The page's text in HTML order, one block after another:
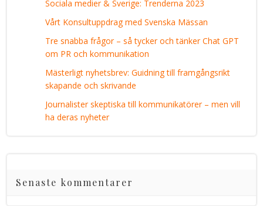
Sociala medier & Sverige: Trenderna 2023
Vårt Konsultuppdrag med Svenska Mässan
Tre snabba frågor – så tycker och tänker Chat GPT
om PR och kommunikation
Mästerligt nyhetsbrev: Guidning till framgångsrikt
skapande och skrivande
Journalister skeptiska till kommunikatörer – men vill
ha deras nyheter
Senaste kommentarer